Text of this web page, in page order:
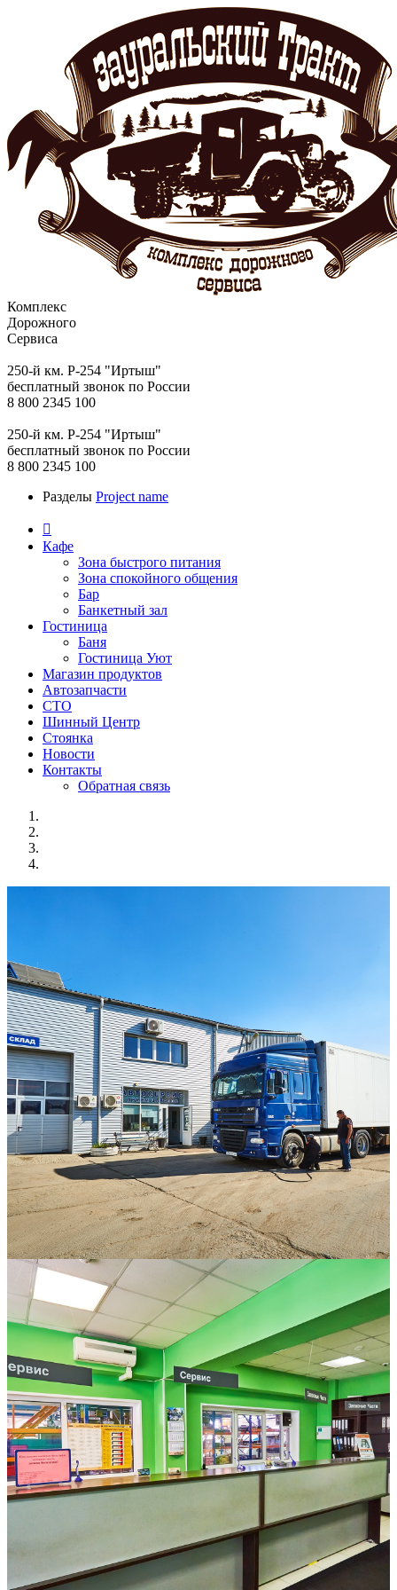
Комплекс
Дорожного
Сервиса
250-й км. Р-254 "Иртыш"
бесплатный звонок по России
8 800 2345 100
250-й км. Р-254 "Иртыш"
бесплатный звонок по России
8 800 2345 100
Разделы Project name

Кафе
Зона быстрого питания
Зона спокойного общения
Бар
Банкетный зал
Гостиница
Баня
Гостиница Уют
Магазин продуктов
Автозапчасти
СТО
Шинный Центр
Стоянка
Новости
Контакты
Обратная связь